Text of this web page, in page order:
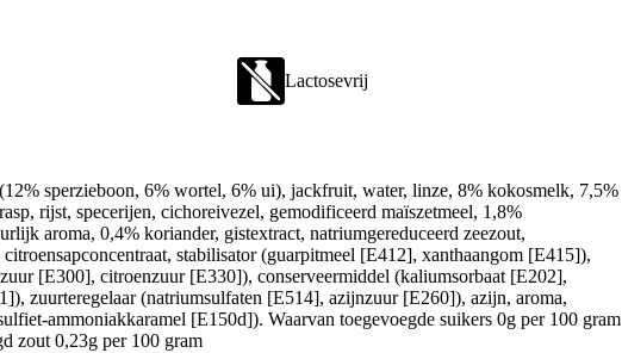
Lactosevrij
sperzieboon, 6% wortel, 6% ui), jackfruit, water, linze, 8% kokosmelk, 7,5%
rijst, specerijen, cichoreivezel, gemodificeerd maïszetmeel, 1,8%
aroma, 0,4% koriander, gistextract, natriumgereduceerd zeezout,
stabilisator (guarpitmeel [E412], xanthaangom [E415]),
[E300], citroenzuur [E330]), conserveermiddel (kaliumsorbaat [E202],
zuurteregelaar (natriumsulfaten [E514], azijnzuur [E260]), azijn, aroma,
ammoniakkaramel [E150d]). Waarvan toegevoegde suikers 0g per 100 gram
zout 0,23g per 100 gram